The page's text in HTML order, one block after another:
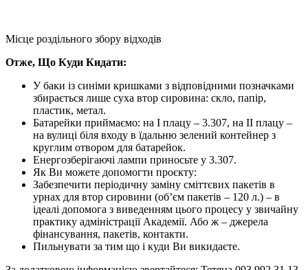
Місце роздільного збору відходів
Отже, Що Куди Кидати:
У баки із синіми кришками з відповідними позначками
збирається лише суха втор сировина: скло, папір,
пластик, метал.
Батарейки приймаємо: на І плацу – 3.307, на ІІ плацу –
на вулиці біля входу в їдальню зелений контейнер з
круглим отвором для батарейок.
Енергозберігаючі лампи приносьте у 3.307.
Як Ви можете допомогти проєкту:
Забезпечити періодичну заміну сміттєвих пакетів в
урнах для втор сировини (об’єм пакетів – 120 л.) – в
ідеалі допомога з виведенням цього процесу у звичайну
практику адміністрації Академії. Або ж – джерела
фінансування, пакетів, контакти.
Пильнувати за тим що і куди Ви викидаєте.